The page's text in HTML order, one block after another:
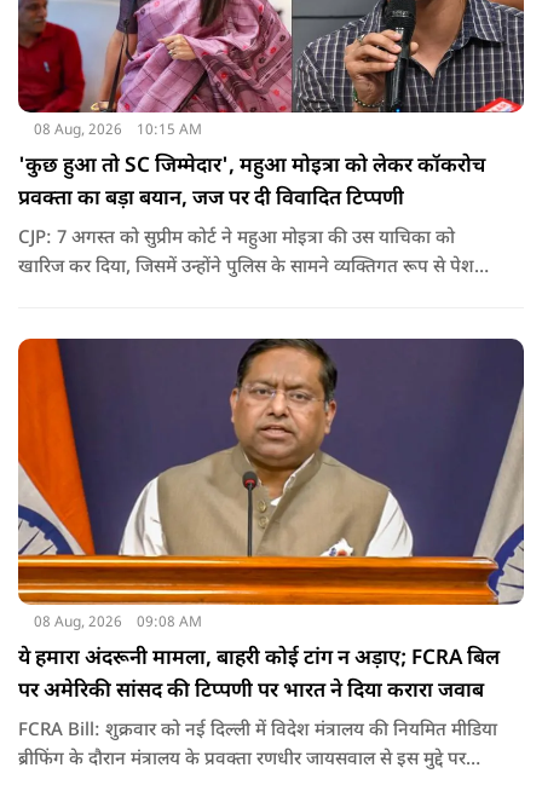
08 Aug, 2026 10:15 AM
'कुछ हुआ तो SC जिम्मेदार', महुआ मोइत्रा को लेकर कॉकरोच
प्रवक्ता का बड़ा बयान, जज पर दी विवादित टिप्पणी
CJP: 7 अगस्त को सुप्रीम कोर्ट ने महुआ मोइत्रा की उस याचिका को
खारिज कर दिया, जिसमें उन्होंने पुलिस के सामने व्यक्तिगत रूप से पेश
केंद्र बन गई है.
08 Aug, 2026 09:08 AM
ये हमारा अंदरूनी मामला, बाहरी कोई टांग न अड़ाए; FCRA बिल
पर अमेरिकी सांसद की टिप्पणी पर भारत ने दिया करारा जवाब
FCRA Bill: शुक्रवार को नई दिल्ली में विदेश मंत्रालय की नियमित मीडिया
ब्रीफिंग के दौरान मंत्रालय के प्रवक्ता रणधीर जायसवाल से इस मुद्दे पर